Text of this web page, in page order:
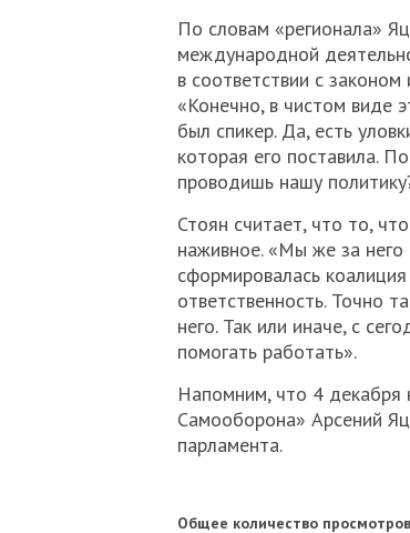
По словам «регионала»
международной
в соответствии с
«Конечно, в чистом виде
был спикер. Да, есть
которая его поставила.
проводишь нашу
Стоян считает, что то,
наживное. «Мы же за него
сформировалась
ответственность. Точно
него. Так или иначе, с
помогать работать».
Напомним, что 4
Самооборона» Арсений
парламента.
Общее количество